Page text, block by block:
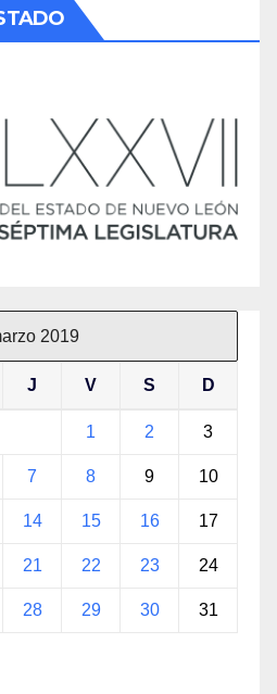
2019
J V S D
1 2 3
7 8 9 10
14 15 16 17
21 22 23 24
28 29 30 31